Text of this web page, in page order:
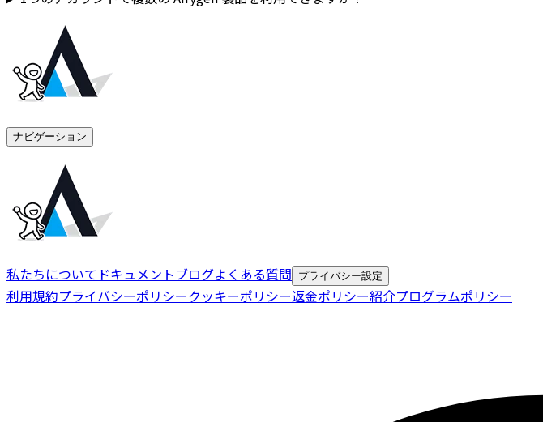
ナビゲーション
私たちについて ドキュメントブログよくある質問 プライバシー設定
利用規約プライバシーポリシークッキーポリシー返金ポリシー紹介プログラムポリシー